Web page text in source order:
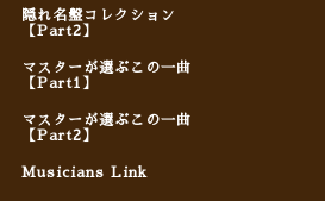
隠れ名盤コレクション
【Part2】
マスターが選ぶこの一曲
【Part1】
マスターが選ぶこの一曲
【Part2】
Musicians Link